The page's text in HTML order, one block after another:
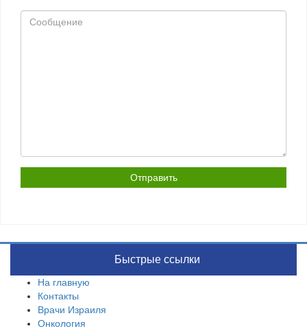
Сообщение
Быстрые ссылки
На главную
Контакты
Врачи Израиля
Онкология